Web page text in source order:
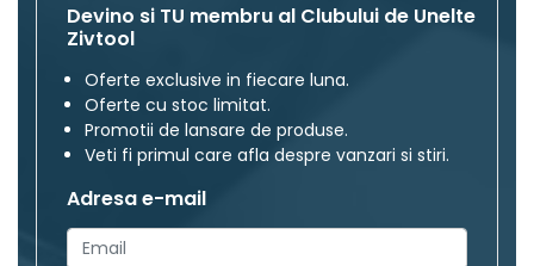
Devino si TU membru al Clubului de Unelte
Zivtool
Oferte exclusive in fiecare luna.
Oferte cu stoc limitat.
Promotii de lansare de produse.
Veti fi primul care afla despre vanzari si stiri.
Adresa e-mail